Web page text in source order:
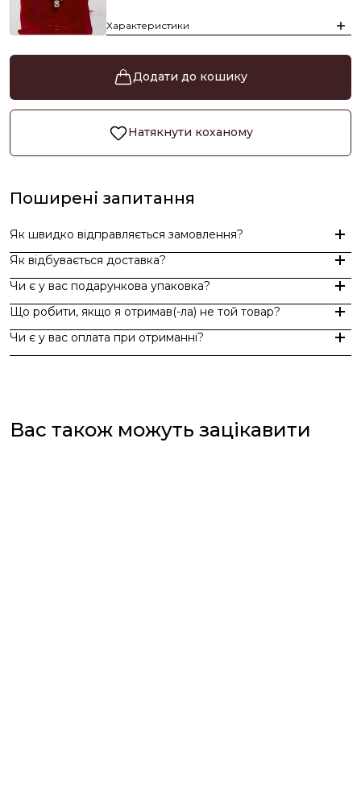
Характеристики
Додати до кошику
Натякнути коханому
Поширені запитання
Як швидко відправляється замовлення?
Замовлення, оформлені до 15:00, відправляються в той же
Індивідуальні замовлення (гравіювання, вироби з перлин
Як відбувається доставка?
Доставка по Україні - Безкоштовно від 3000 грн.
За додаткову по Європі та світу , служба доставки "Укр
Чи є у вас подарункова упаковка?
Так, ми надаємо стильну фірмову упаковку до кожного
Що робити, якщо я отримав(-ла) не той товар?
Чи є у вас оплата при отриманні?
Вас також можуть зацікавити